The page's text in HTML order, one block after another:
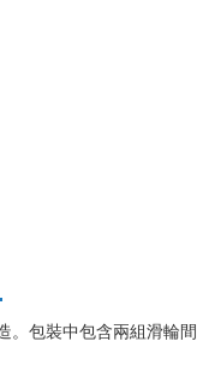
。包裝中包含兩組滑輪